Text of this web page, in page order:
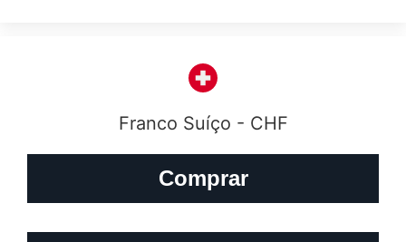
Franco Suíço - CHF
Comprar